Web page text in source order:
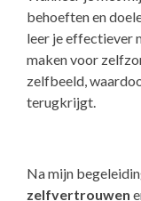
behoeften en
leer je effectiever
maken voor
zelfbeeld,
terugkrijgt.
Na mijn
zelfvertrouwen